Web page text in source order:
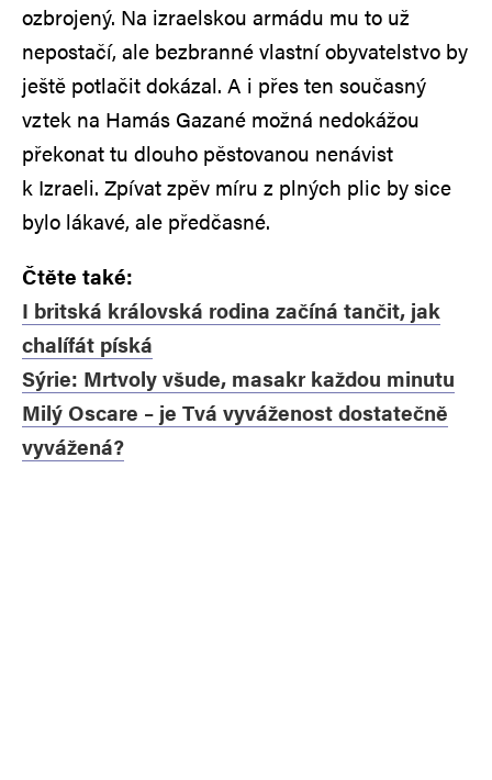
ozbrojený. Na izraelskou armádu mu to už
nepostačí, ale bezbranné vlastní obyvatelstvo by
ještě potlačit dokázal. A i přes ten současný
vztek na Hamás Gazané možná nedokážou
překonat tu dlouho pěstovanou nenávist
k Izraeli. Zpívat zpěv míru z plných plic by sice
bylo lákavé, ale předčasné.
Čtěte také:
I britská královská rodina začíná tančit, jak
chalífát píská
Sýrie: Mrtvoly všude, masakr každou minutu
Milý Oscare – je Tvá vyváženost dostatečně
vyvážená?